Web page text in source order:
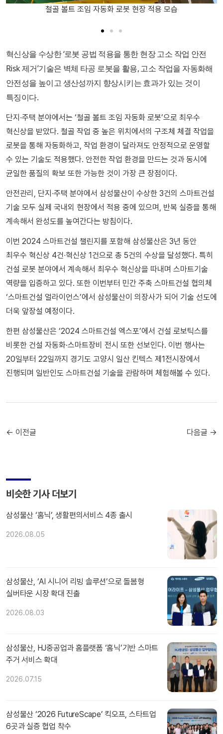
철골 볼트 조임 자동화 로봇 현장 적용 모습
혁신상을 수상한 ‘로봇 공법 적용을 통한 현장 고소 작업 안전
Risk 제거’기술은 벽체 타공 로봇을 활용, 고소 작업을 자동화해
안전성을 높이고 생산성까지 향상시키는 효과가 있는 것이
특징이다.
단지∙주택 분야에서는 ‘철골 볼트 조임 자동화 로봇’으로 최우수
혁신상을 받았다. 철골 작업 중 높은 위치에서의 구조체 체결 작업을
로봇을 통해 자동화하고, 작업 환경이 달라져도 안정적으로 운영할
수 있는 기술도 적용했다. 안전한 작업 환경을 만드는 것과 동시에
균일한 품질의 확보 또한 가능한 것이 가장 큰 장점이다.
안전관리, 단지∙주택 분야에서 삼성물산이 수상한 3건의 스마트건설
기술 모두 실제 국내외 현장에서 적용 중에 있으며, 반복 실증을 통해
계속해서 완성도를 높여간다는 방침이다.
이번 2024 스마트건설 챌린지를 포함해 삼성물산은 3년 동안
최우수 혁신상 4건∙혁신상 1건으로 총 5건의 수상을 달성했다. 특히
건설 로봇 분야에서 계속해서 최우수 혁신상을 따내며 스마트기술
역량을 입증하고 있다. 또한 이번부터 민간 주축 스마트건설 협의체
‘스마트건설 얼라이언스’에서 삼성물산이 의장사가 되어 기술 선도에
더욱 앞장설 예정이다.
한편 삼성물산은 ‘2024 스마트건설 엑스포’에서 건설 로보틱스를
비롯한 건설 자동화·스마트장비 전시 또한 선보인다. 이번 행사는
20일부터 22일까지 경기도 고양시 일산 킨텍스 제1전시장에서
진행되며 일반인도 스마트건설 기술을 관람하며 체험해볼 수 있다.
← 이전글 다음글 →
비슷한 기사 더보기
삼성물산 ‘홈닉’, 생활편의서비스 4종 출시
2026.08.05
삼성물산, ‘AI 시니어 리빙 솔루션’으로 돌봄형
실버타운 시장 확대 진출
2026.08.03
삼성물산, HJ중공업과 홈플랫폼 ‘홈닉’기반 스마트
주거 서비스 확대
2026.07.15
삼성물산 ‘2026 FutureScape’ 킥오프, 스타트업
6곳과 실증 협업 착수